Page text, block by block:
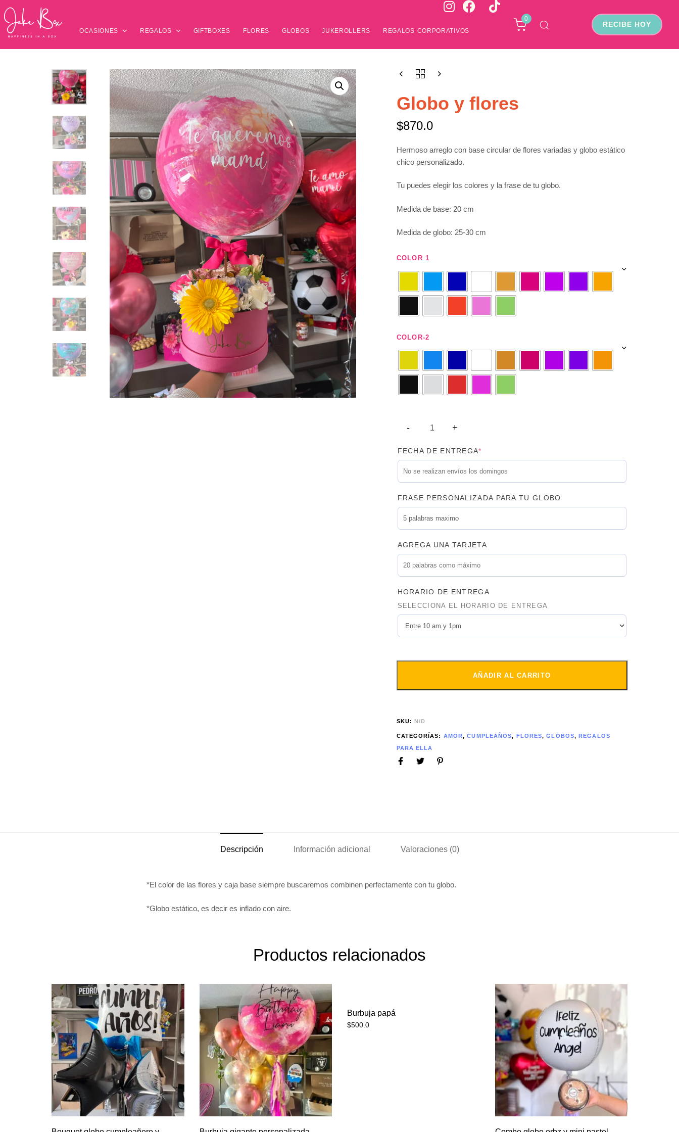
OCASIONES REGALOS GIFTBOXES FLORES GLOBOS JUKEROLLERS REGALOS CORPORATIVOS
0
Presiona enter
RECIBE HOY
Globo y flores
$870.0
Hermoso arreglo con base circular de flores variadas y globo estático
chico personalizado.
Tu puedes elegir los colores y la frase de tu globo.
Medida de base: 20 cm
Medida de globo: 25-30 cm
COLOR 1
COLOR-2
FECHA DE ENTREGA*
FRASE PERSONALIZADA PARA TU GLOBO
AGREGA UNA TARJETA
HORARIO DE ENTREGA
SELECCIONA EL HORARIO DE ENTREGA
AÑADIR AL CARRITO
SKU: N/D
CATEGORÍAS: AMOR,CUMPLEAÑOS, FLORES,GLOBOS, REGALOS
PARA ELLA
Descripción Información adicional Valoraciones (0)
*El color de las flores y caja base siempre buscaremos combinen perfectamente con tu globo.
*Globo estático, es decir es inflado con aire.
Productos relacionados
Burbuja papá
$500.0